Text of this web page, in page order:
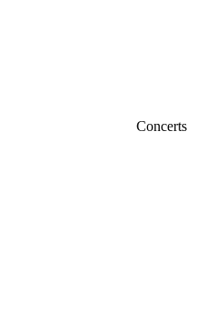
Concerts